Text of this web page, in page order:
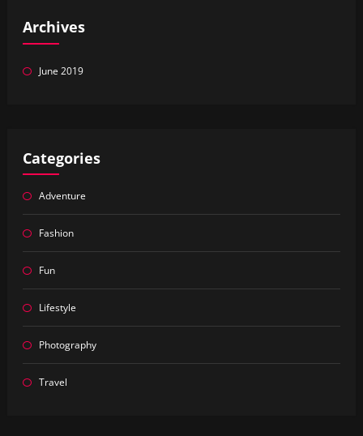
Archives
June 2019
Categories
Adventure
Fashion
Fun
Lifestyle
Photography
Travel